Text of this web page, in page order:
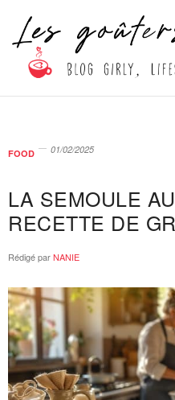
FOOD 01/02/2025
LA SEMOULE
RECETTE DE
Rédigé parNANIE